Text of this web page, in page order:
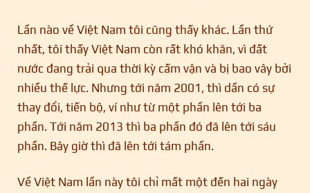
Lần nào về Việt Nam tôi cũng thấy khác. Lần thứ
nhất, tôi thấy Việt Nam còn rất khó khăn, vì đất
nước đang trải qua thời kỳ cấm vận và bị bao vây bởi
nhiều thế lực. Nhưng tới năm 2001, thì dần có sự
thay đổi, tiến bộ, ví như từ một phần lên tới ba
phần. Tới năm 2013 thì ba phần đó đã lên tới sáu
phần. Bây giờ thì đã lên tới tám phần.
Về Việt Nam lần này tôi chỉ mất một đến hai ngày